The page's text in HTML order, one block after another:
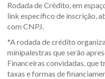
Rodada de Crédito, em
link específico de inscrição,
com CNPJ.
*A rodada de crédito
minipalestras que serão
Financeiras convidadas, que
taxas e formas de